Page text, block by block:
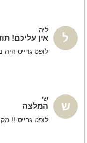
ללא הגבלת רעש
חדרי רחצה
חדר רחצה
ל
ליה
אין עליכם!
לופט גרייס היה
ש
שי
המלצה
לופט גרייס !!